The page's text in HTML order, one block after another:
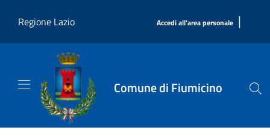
Regione Lazio
Accedi all'area personale |
Comune di Fiumicino